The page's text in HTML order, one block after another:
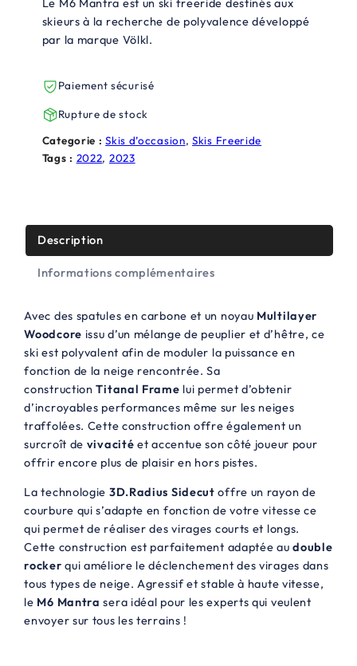
p
r
x
i
n
i
a
l
t
a
i
t
:
8
9
9
,
0
0
p
r
x
a
c
e
l
e
t
:
2
5
0
,
0
0
€
.
Le M6 Mantra est un ski freeride destinés aux
skieurs à la recherche de polyvalence développé
par la marque Völkl.
Paiement sécurisé
Rupture de stock
Categorie :Skis d’occasion, Skis Freeride
Tags : 2022, 2023
Description
Informations complémentaires
Avec des spatules en carbone et un noyau Multilayer
Woodcore issu d’un mélange de peuplier et d’hêtre, ce
ski est polyvalent afin de moduler la puissance en
fonction de la neige rencontrée. Sa
constructionTitanal Frame lui permet d’obtenir
d’incroyables performances même sur les neiges
traffolées. Cette construction offre également un
surcroît de vivacité et accentue son côté joueur pour
offrir encore plus de plaisir en hors pistes.
La technologie 3D.Radius Sidecut offre un rayon de
courbure qui s’adapte en fonction de votre vitesse ce
qui permet de réaliser des virages courts et longs.
Cette construction est parfaitement adaptée audouble
rocker qui améliore le déclenchement des virages dans
tous types de neige. Agressif et stable à haute vitesse,
le M6 Mantra sera idéal pour les experts qui veulent
envoyer sur tous les terrains !